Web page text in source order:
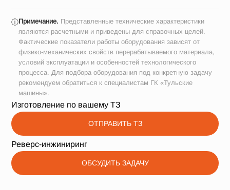
ⓘПримечание. Представленные технические характеристики
являются расчетными и приведены для справочных целей.
Фактические показатели работы оборудования зависят от
физико-механических свойств перерабатываемого материала,
условий эксплуатации и особенностей технологического
процесса. Для подбора оборудования под конкретную задачу
рекомендуем обратиться к специалистам ГК «Тульские
машины».
Изготовление по вашему ТЗ
ОТПРАВИТЬ ТЗ
Реверс-инжиниринг
ОБСУДИТЬ ЗАДАЧУ